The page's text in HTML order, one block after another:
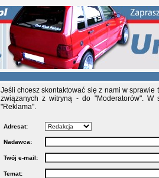
Jeśli chcesz skontaktować się z nami w
związanych z witryną - do "Moderatorów".
"Reklama".
Adresat:
Nadawca:
Twój e-mail:
Temat: